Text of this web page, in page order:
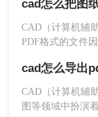
操作如下：
1、在官网处
的cad怎么转pdf
cad怎么把图
CAD（计算机辅
PDF格式的文件
多。那么CAD怎
常用的方法，帮
cad怎么导出
CAD（计算机辅
图等领域中扮演